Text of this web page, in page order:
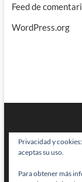
Feed de
WordPress.org
BRAINSTOMPING
Privacidad y
aceptas su uso.
Para obtener más